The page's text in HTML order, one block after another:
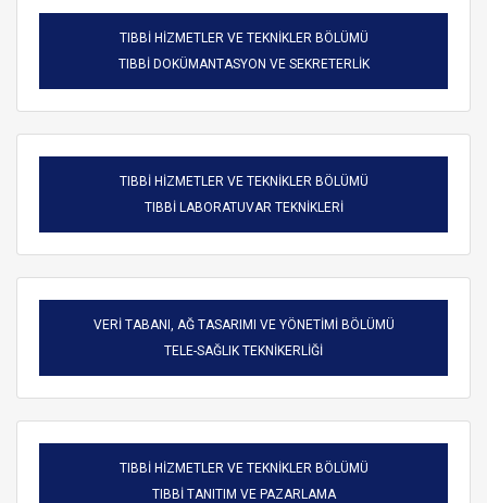
TIBBİ HİZMETLER VE TEKNİKLER BÖLÜMÜ
TIBBİ DOKÜMANTASYON VE SEKRETERLİK
TIBBİ HİZMETLER VE TEKNİKLER BÖLÜMÜ
TIBBİ LABORATUVAR TEKNİKLERİ
VERİ TABANI, AĞ TASARIMI VE YÖNETİMİ BÖLÜMÜ
TELE-SAĞLIK TEKNİKERLİĞİ
TIBBİ HİZMETLER VE TEKNİKLER BÖLÜMÜ
TIBBİ TANITIM VE PAZARLAMA